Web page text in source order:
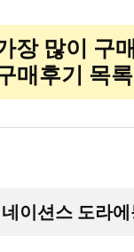
장 많이 구
매후기 목록
이션스 도라